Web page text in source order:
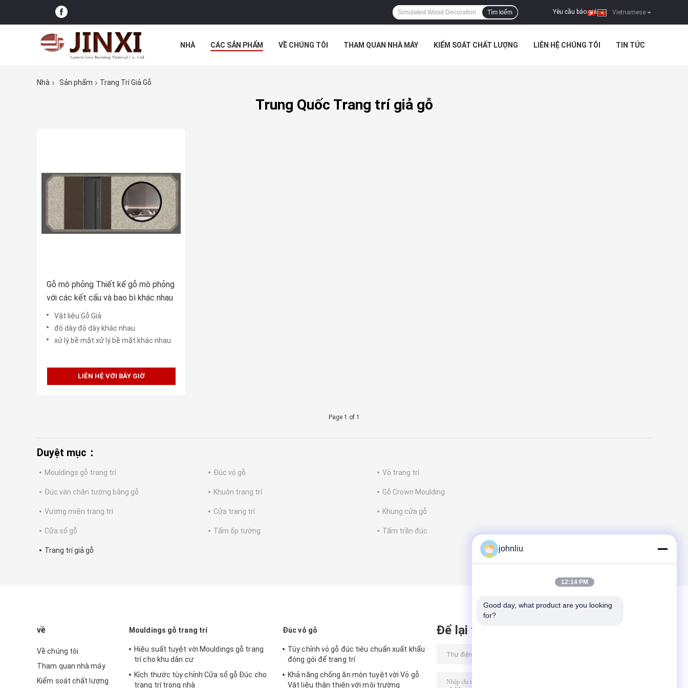
Vietnamese
Yêu cầu báo giá |
Tìm kiếm
NHÀ CÁC SẢN PHẨM VỀ CHÚNG TÔI THAM QUAN NHÀ MÁY KIỂM SOÁT CHẤT LƯỢNG LIÊN HỆ CHÚNG TÔI TIN TỨC
Nhà
Sản phẩm Trang Trí Giả Gỗ
Trung Quốc Trang trí giả gỗ
Gỗ mô phỏng Thiết kế gỗ mô phỏng
với các kết cấu và bao bì khác nhau
Vật liệu:Gỗ Giả
độ dày:độ dày khác nhau
xử lý bề mặt:xử lý bề mặt khác nhau
LIÊN HỆ VỚI BÂY GIỜ
Page 1 of 1
Duyệt mục：
Mouldings gỗ trang trí Đúc vỏ gỗ Vỏ trang trí
Đúc ván chân tường bằng gỗ Khuôn trang trí Gỗ Crown Moulding
Vương miện trang trí Cửa trang trí Khung cửa gỗ
Cửa sổ gỗ Tấm ốp tường Tấm trần đúc
Trang trí giả gỗ
về
Về chúng tôi
Tham quan nhà máy
Kiểm soát chất lượng
Mouldings gỗ trang trí
Hiệu suất tuyệt vời Mouldings gỗ trang
trí cho khu dân cư
Kích thước tùy chỉnh Cửa sổ gỗ Đúc cho
trang trí trong nhà
Đúc vỏ gỗ
Tùy chỉnh vỏ gỗ đúc tiêu chuẩn xuất khẩu
đóng gói để trang trí
Khả năng chống ăn mòn tuyệt vời Vỏ gỗ
Vật liệu thân thiện với môi trường
Để lại tin nhắn
johnliu
12:14 PM
Good day, what product are you looking
for?